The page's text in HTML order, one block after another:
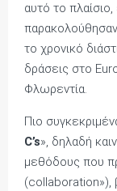
αυτό το
το χρονικό
δράσεις στο
Φλωρεντία.
Πιο
C’s», δηλαδή
μεθόδους που
(collaboration»),